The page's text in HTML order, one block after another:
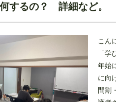
するの？ 詳細など。
こん
「
年始
に向
間割